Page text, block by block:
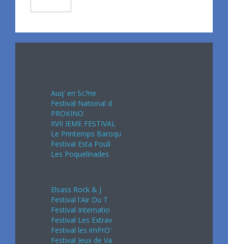
Auq' en Sc?ne
Festival National d
PROKINO
XVII IEME FESTIVAL
Le Printemps Baroqu
Festival Esta Pouli
Les Poquelinades
Elsass Rock & J
Festival l'Air Du T
Festival Internatio
Festival Les Extrav
Festival les imPrO'
Festival Jeux de Va